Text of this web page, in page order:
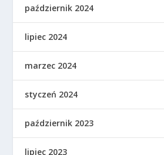
październik 2024
lipiec 2024
marzec 2024
styczeń 2024
październik 2023
lipiec 2023